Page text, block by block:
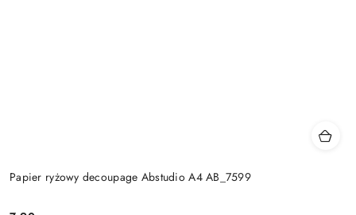
Papier ryżowy decoupage Abstudio A4 AB_7599